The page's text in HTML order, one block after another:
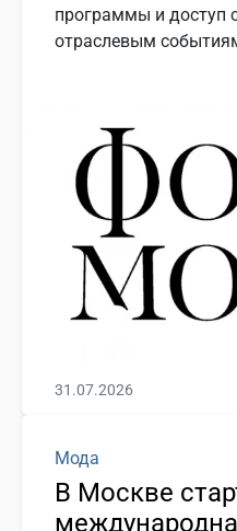
программы и доступ
отраслевым
31.07.2026
Мода
В Москве